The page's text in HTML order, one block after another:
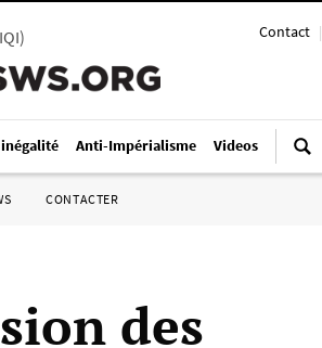
Contact |
)
Anti-Impérialisme Videos
CONTACTER
des